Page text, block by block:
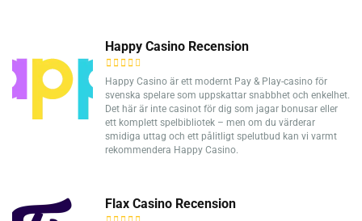
Happy Casino Recension
Happy Casino är ett modernt Pay & Play-casino för
svenska spelare som uppskattar snabbhet och enkelhet.
Det här är inte casinot för dig som jagar bonusar eller
ett komplett spelbibliotek – men om du värderar
smidiga uttag och ett pålitligt spelutbud kan vi varmt
rekommendera Happy Casino.
Flax Casino Recension